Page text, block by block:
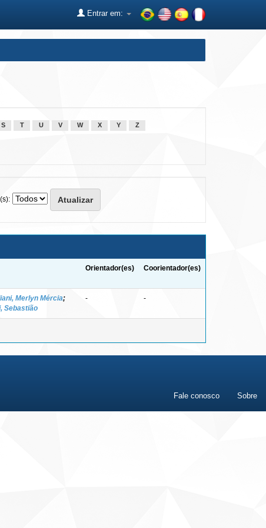
Entrar em:
S T U V W X Y Z
Orientador(es) Coorientador(es)
Merlyn Mércia;
Sebastião
- -
Fale conosco Sobre